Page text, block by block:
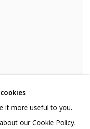
it more useful to you.
our Cookie Policy.